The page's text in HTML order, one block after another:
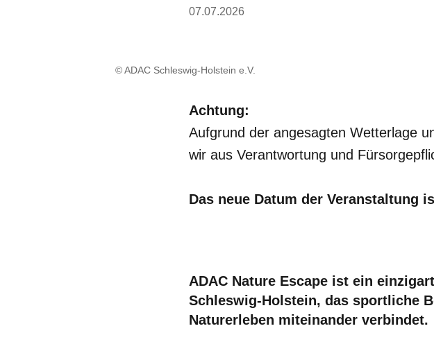
07.07.2026
© ADAC Schleswig-Holstein e.V.
Achtung:
Aufgrund der angesagten Wetterlage
wir aus Verantwortung und
Das neue Datum der Veranstaltung
ADAC Nature Escape ist ein
Schleswig-Holstein, das sportliche
Naturerleben miteinander verbindet.